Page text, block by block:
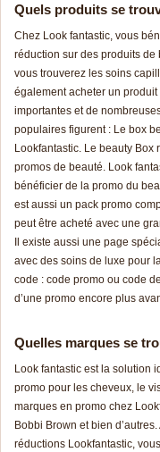
Quels produits se
Chez Look fantastic, vous
réduction sur des produits de
vous trouverez les soins
également acheter un
importantes et de
populaires figurent : Le box
Lookfantastic. Le beauty Box
promos de beauté. Look
bénéficier de la promo du
est aussi un pack promo
peut être acheté avec une
Il existe aussi une page
avec des soins de luxe pour
code : code promo ou code
d’une promo encore plus
Quelles marques se
Look fantastic est la solution
promo pour les cheveux, le
marques en promo chez
Bobbi Brown et bien
réductions Lookfantastic,